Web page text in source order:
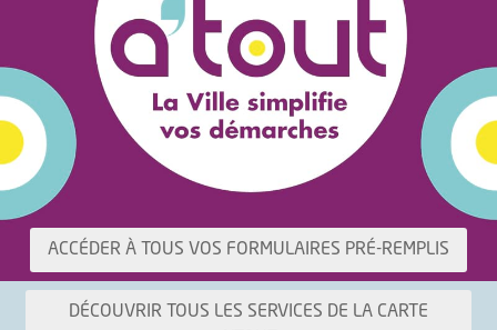
Demande d'acte d'état civil
Déclaration de naissance
Recensement citoyen (de 16 à 25 ans)
Passeports et cartes d'identité
A'Tout : la ville simplifie vos démarches
ACCÉDER À TOUS VOS FORMULAIRES PRÉ-REMPLIS
DÉCOUVRIR TOUS LES SERVICES DE LA CARTE